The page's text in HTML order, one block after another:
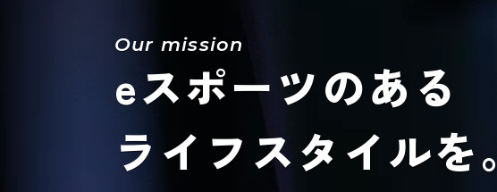
Our mission
eスポーツのある
ライフスタイルを。